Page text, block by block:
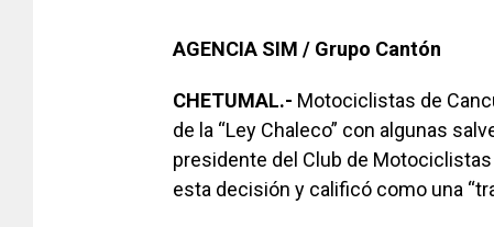
AGENCIA SIM / Grupo Cantón
CHETUMAL.- Motociclistas de
de la “Ley Chaleco” con algunas
presidente del Club de
esta decisión y calificó como una